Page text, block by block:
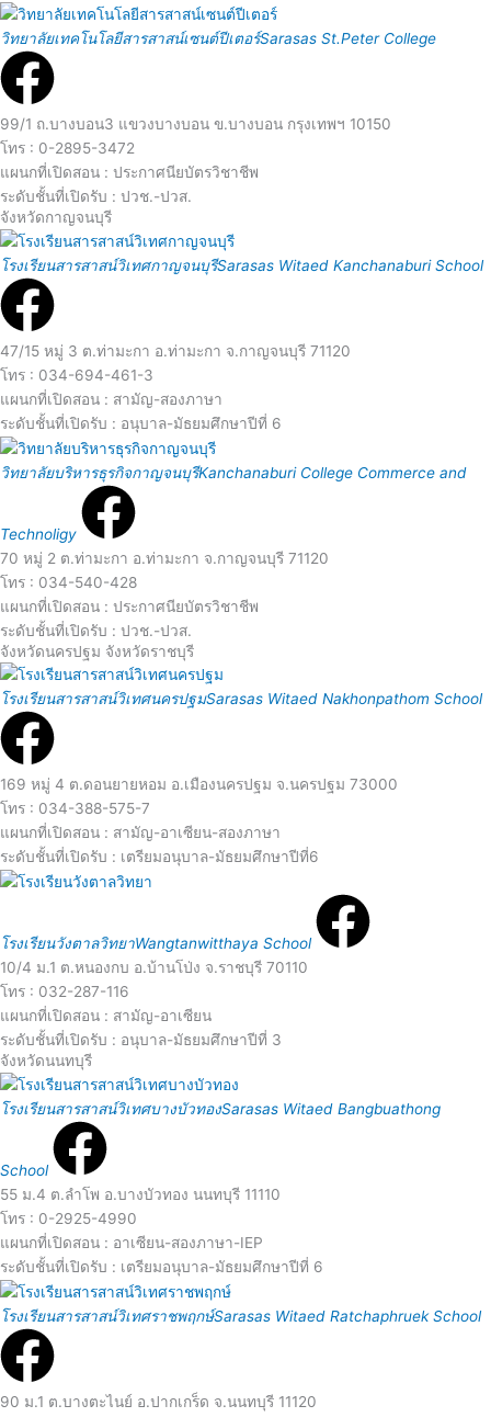
e
M
วิทยาลัยเทคโนโลยีสารสาสน์เซนต์ปีเตอร์Sarasas St.Peter College
R
e
a
d
M
o
r
e
99/1 ถ.บางบอน3 แขวงบางบอน ข.บางบอน กรุงเทพฯ 10150
โทร : 0-2895-3472
แผนกที่เปิดสอน : ประกาศนียบัตรวิชาชีพ
ระดับชั้นที่เปิดรับ : ปวช.-ปวส.
จังหวัดกาญจนบุรี
โรงเรียนสารสาสน์วิเทศกาญจนบุรีSarasas Witaed Kanchanaburi School
R
e
a
d
M
o
r
e
47/15 หมู่ 3 ต.ท่ามะกา อ.ท่ามะกา จ.กาญจนบุรี 71120
โทร : 034-694-461-3
แผนกที่เปิดสอน : สามัญ-สองภาษา
ระดับชั้นที่เปิดรับ : อนุบาล-มัธยมศึกษาปีที่ 6
วิทยาลัยบริหารธุรกิจกาญจนบุรีKanchanaburi College Commerce and
Technoligy
R
e
a
d
M
r
e
70 หมู่ 2 ต.ท่ามะกา อ.ท่ามะกา จ.กาญจนบุรี 71120
โทร : 034-540-428
แผนกที่เปิดสอน : ประกาศนียบัตรวิชาชีพ
ระดับชั้นที่เปิดรับ : ปวช.-ปวส.
จังหวัดนครปฐม จังหวัดราชบุรี
โรงเรียนสารสาสน์วิเทศนครปฐมSarasas Witaed Nakhonpathom School
R
e
a
d
M
o
r
e
169 หมู่ 4 ต.ดอนยายหอม อ.เมืองนครปฐม จ.นครปฐม 73000
โทร : 034-388-575-7
แผนกที่เปิดสอน : สามัญ-อาเซียน-สองภาษา
ระดับชั้นที่เปิดรับ : เตรียมอนุบาล-มัธยมศึกษาปีที่6
โรงเรียนวังตาลวิทยาWangtanwitthaya School
R
e
M
10/4 ม.1 ต.หนองกบ อ.บ้านโป่ง จ.ราชบุรี 70110
โทร : 032-287-116
แผนกที่เปิดสอน : สามัญ-อาเซียน
ระดับชั้นที่เปิดรับ : อนุบาล-มัธยมศึกษาปีที่ 3
จังหวัดนนทบุรี
โรงเรียนสารสาสน์วิเทศบางบัวทองSarasas Witaed Bangbuathong
School
R
e
a
d
M
55 ม.4 ต.ลำโพ อ.บางบัวทอง นนทบุรี 11110
โทร : 0-2925-4990
แผนกที่เปิดสอน : อาเซียน-สองภาษา-IEP
ระดับชั้นที่เปิดรับ : เตรียมอนุบาล-มัธยมศึกษาปีที่ 6
โรงเรียนสารสาสน์วิเทศราชพฤกษ์Sarasas Witaed Ratchaphruek School
R
e
90 ม.1 ต.บางตะไนย์ อ.ปากเกร็ด จ.นนทบุรี 11120